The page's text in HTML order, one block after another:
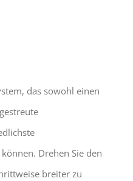
das sowohl einen
Drehen Sie den
breiter zu